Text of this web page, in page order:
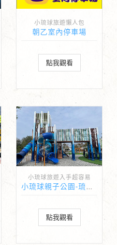
小琉球旅遊懶人包
朝乙室內停車場
點我觀看
小琉球旅遊入手超容易
小琉球親子公園-琉球共融公園
點我觀看